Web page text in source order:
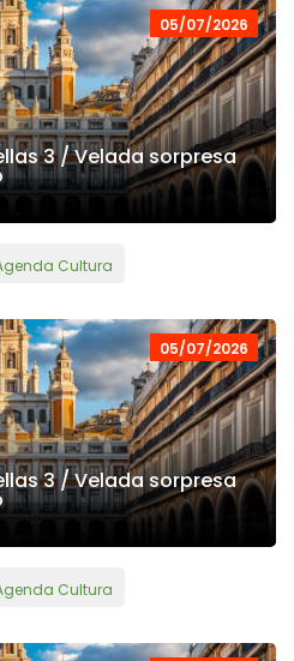
05/07/2026
3 / Velada sorpresa
Cultura
05/07/2026
3 / Velada sorpresa
Cultura